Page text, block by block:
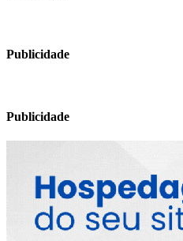
Publicidade
Publicidade